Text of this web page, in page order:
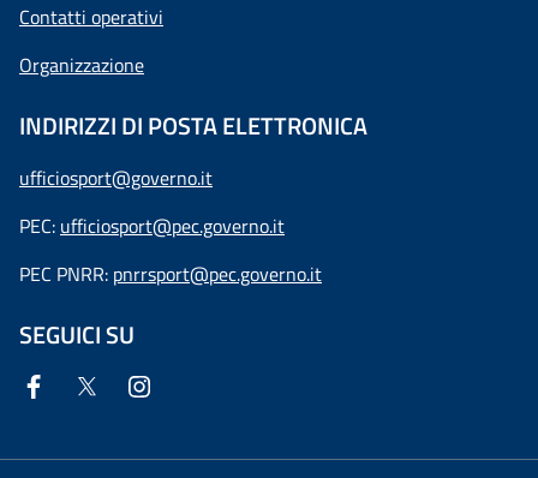
Contatti operativi
Organizzazione
INDIRIZZI DI POSTA ELETTRONICA
ufficiosport@governo.it
PEC: ufficiosport@pec.governo.it
PEC PNRR: pnrrsport@pec.governo.it
SEGUICI SU